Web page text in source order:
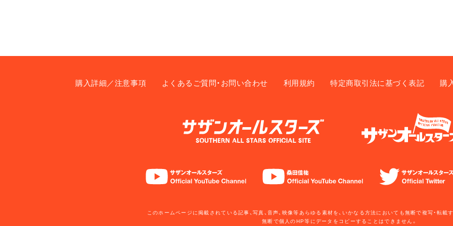
購入詳細／注意事項 よくあるご質問・お問い合わせ 利用規約 特定商取引法に基づく表記 購
このホームページに掲載されている記事、写真、音声、映像等あらゆる素材を、いかなる方法においても無断で複写・転
無断で個人のHP等にデータをコピーすることはできません。